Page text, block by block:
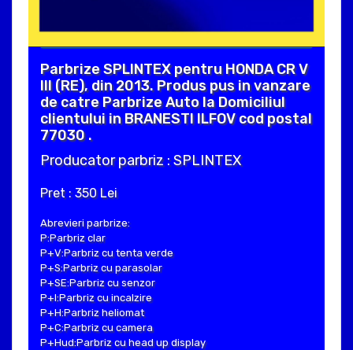
Parbrize SPLINTEX pentru HONDA CR V
III (RE), din 2013. Produs pus in vanzare
de catre Parbrize Auto la Domiciliul
clientului in BRANESTI ILFOV cod postal
77030 .
Producator parbriz : SPLINTEX
Pret : 350 Lei
Abrevieri parbrize:
P:Parbriz clar
P+V:Parbriz cu tenta verde
P+S:Parbriz cu parasolar
P+SE:Parbriz cu senzor
P+I:Parbriz cu incalzire
P+H:Parbriz heliomat
P+C:Parbriz cu camera
P+Hud:Parbriz cu head up display